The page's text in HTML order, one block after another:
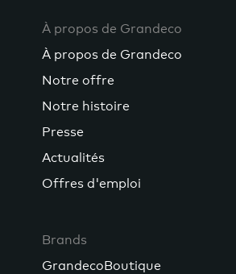
À propos de Grandeco
À propos de Grandeco
Notre offre
Notre histoire
Presse
Actualités
Offres d'emploi
Brands
GrandecoBoutique